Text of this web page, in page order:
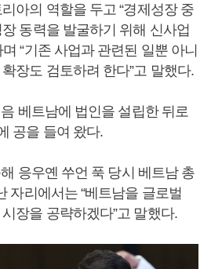
아의 역할을 두고 “경제성장 중
동력을 발굴하기 위해 신사업
“기존 사업과 관련된 일뿐 아니
장도 검토하려 한다”고 말했다.
베트남에 법인을 설립한 뒤로
공을 들여 왔다.
응우옌 쑤언 푹 당시 베트남 총
자리에서는 “베트남을 글로벌
장을 공략하겠다”고 말했다.